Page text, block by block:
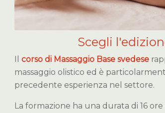
Scegli
Il corso di Massaggio Base svedese
massaggio olistico ed è
precedente esperienza nel settore.
La formazione ha una durata di 16